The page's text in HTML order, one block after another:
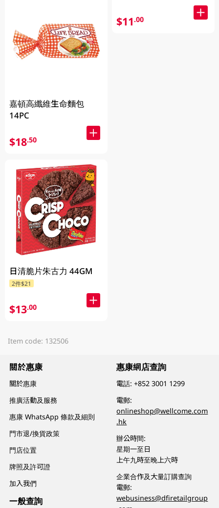
嘉頓高纖維生命麵包
14PC
$18.50
日清脆片朱古力 44GM
2件$21
$13.00
$11.00
Item code: 132506
關於惠康
關於惠康
推廣活動及服務
惠康 WhatsApp 條款及細則
門市退/換貨政策
門店位置
牌照及許可證
加入我們
一般查詢
惠康網店查詢
電話:+852 3001 1299
電郵:
onlineshop@wellcome.com
.hk
辦公時間:
星期一至日
上午九時至晚上六時
企業合作及大量訂購查詢
電郵:
webusiness@dfiretailgroup